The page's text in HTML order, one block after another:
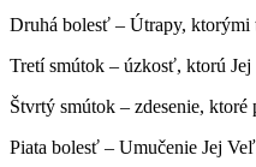
Druhá bolesť – Útrapy, ktorými
Tretí smútok – úzkosť, ktorú Jej
Štvrtý smútok – zdesenie,
Piata bolesť – Umučenie Jej